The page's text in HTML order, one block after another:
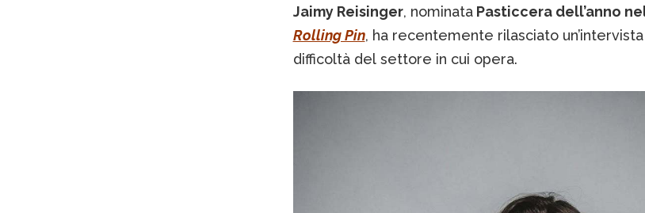
Jaimy Reisinger, nominataPasticcera dell’anno
Rolling Pin, ha recentemente rilasciato
difficoltà del settore in cui opera.